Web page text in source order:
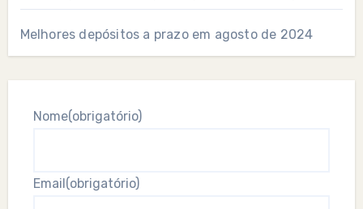
Melhores depósitos a prazo em agosto de 2024
Nome(obrigatório)
Email(obrigatório)